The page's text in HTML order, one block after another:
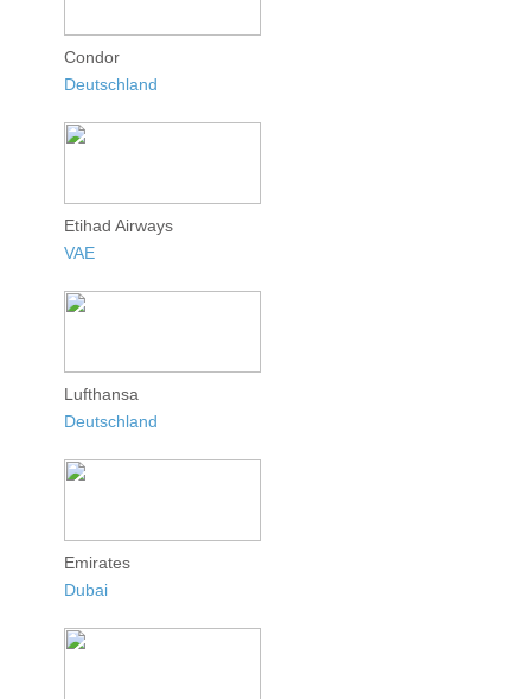
Condor
Deutschland
Etihad Airways
VAE
Lufthansa
Deutschland
Emirates
Dubai